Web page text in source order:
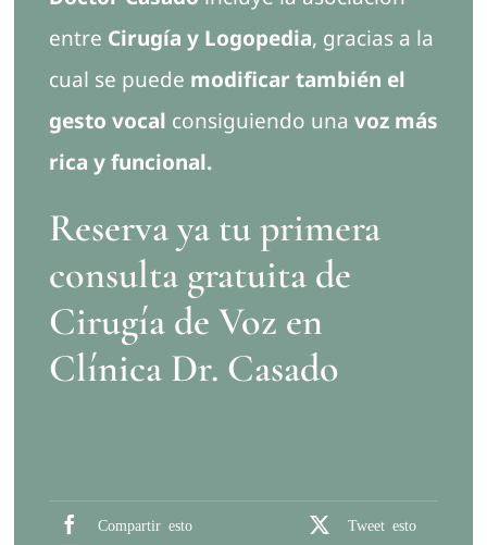
entre Cirugía y Logopedia, gracias a la
cual se puede modificar también el
gesto vocal consiguiendo una voz más
rica y funcional.
Reserva ya tuprimera
consulta gratuitade
Cirugía de Voz en
Clínica Dr. Casado
Compartir esto
Tweet esto